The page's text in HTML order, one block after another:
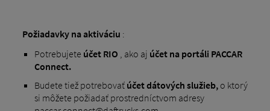
Požiadavky na aktiváciu :
Potrebujete účet RIO , ako aj účet na portáli PACCAR
Connect.
Budete tiež potrebovať účet dátových služieb,o ktorý
si môžete požiadať prostredníctvom adresy